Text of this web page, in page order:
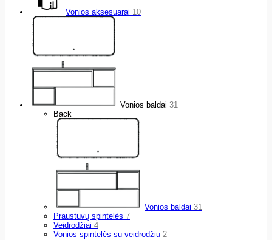
Vonios aksesuarai 10
Vonios baldai 31
Back
Vonios baldai 31
Praustuvų spintelės 7
Veidrodžiai 4
Vonios spintelės su veidrodžiu 2